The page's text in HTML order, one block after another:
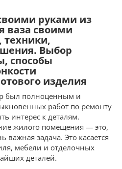
руками из
ваза своими
техники,
Выбор
способы
изделия
был полноценным и
работ по ремонту
интерес к деталям.
жилого помещения — это,
важная задача. Это касается
мебели и отделочных
деталей.